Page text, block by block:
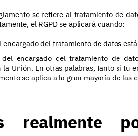
se refiere al tratamiento de
el RGPD se aplicará cuando:
del tratamiento de datos
encargado del tratamiento de
Unión. En otras palabras, tanto si tu
se aplica a la gran mayoría de las
realmente